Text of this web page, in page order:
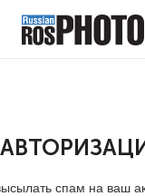
спам на ваш